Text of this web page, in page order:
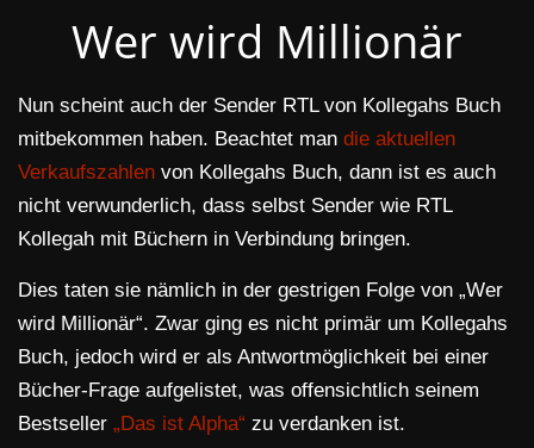
Wer wird Millionär
Nun scheint auch der Sender RTL von Kollegahs Buch
mitbekommen haben. Beachtet man die aktuellen
Verkaufszahlen von Kollegahs Buch, dann ist es auch
nicht verwunderlich, dass selbst Sender wie RTL
Kollegah mit Büchern in Verbindung bringen.
Dies taten sie nämlich in der gestrigen Folge von „Wer
wird Millionär“. Zwar ging es nicht primär um Kollegahs
Buch, jedoch wird er als Antwortmöglichkeit bei einer
Bücher-Frage aufgelistet, was offensichtlich seinem
Bestseller „Das ist Alpha“ zu verdanken ist.